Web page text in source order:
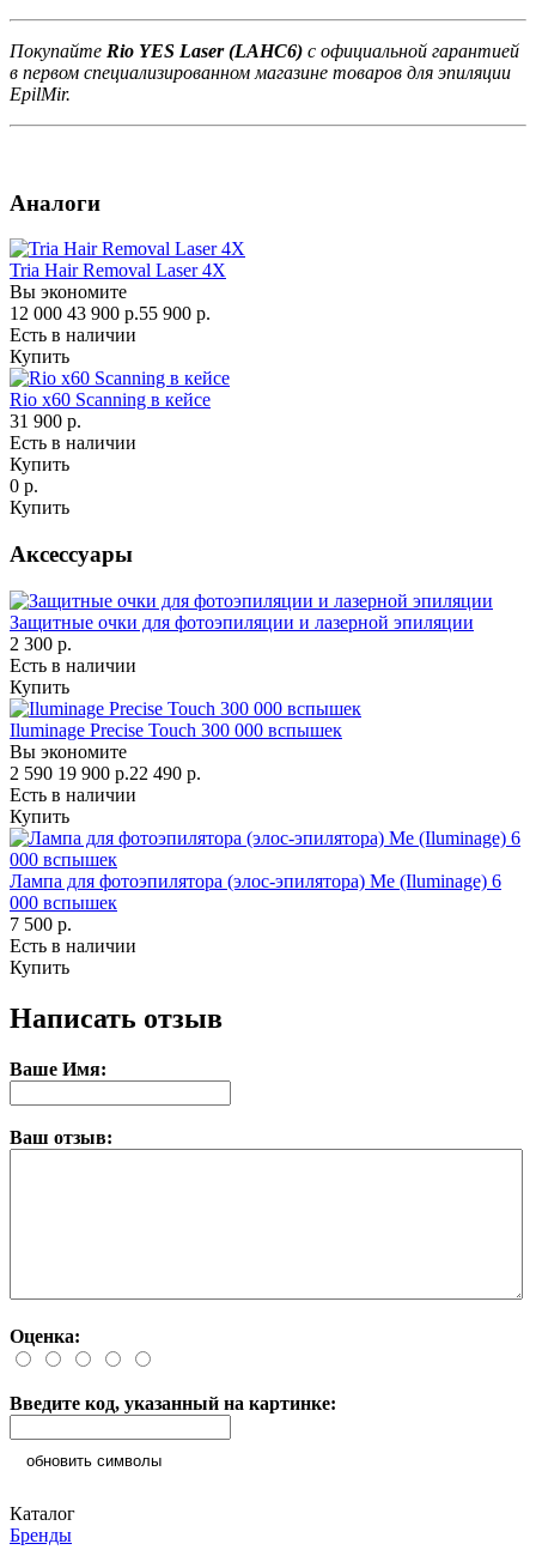
Покупайте Rio YES Laser (LAHC6) с официальной гарантией
в первом специализированном магазине товаров для эпиляции
EpilMir.
Аналоги
Tria Hair Removal Laser 4X
Вы экономите
12 000 43 900 р.55 900 р.
Есть в наличии
Купить
Rio х60 Scanning в кейсе
31 900 р.
Есть в наличии
Купить
0 р.
Купить
Аксессуары
Защитные очки для фотоэпиляции и лазерной эпиляции
2 300 р.
Есть в наличии
Купить
Iluminage Precise Touch 300 000 вспышек
Вы экономите
2 590 19 900 р.22 490 р.
Есть в наличии
Купить
Лампа для фотоэпилятора (элос-эпилятора) Me (Iluminage) 6
000 вспышек
7 500 р.
Есть в наличии
Купить
Написать отзыв
Ваше Имя:
Ваш отзыв:
Оценка:
Введите код, указанный на картинке:
обновить символы
Каталог
Бренды